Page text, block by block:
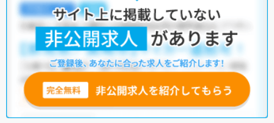
積極採用中・残業少なめ ・ 住宅手当・補助あり ・
・病院
他の条件でも人気の求人がございますので、「こだわり条件」から検索
いただくか、お気軽にお問い合わせください。
全国の作業療法士求人から検索いただくことも可能です。
無料転職支援サービス
にお申し込みいただくと、ご希望条件をヒアリン
グした上で求人をご提案いたします。
ご希望条件がまだ定まっていない方は人気の希望条件をピックアップし